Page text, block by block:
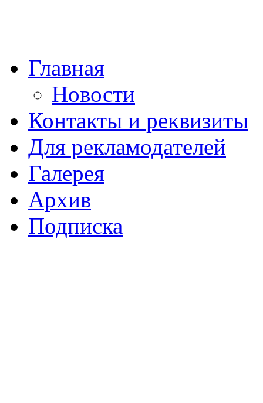
Главная
Новости
Контакты и реквизиты
Для рекламодателей
Галерея
Архив
Подписка